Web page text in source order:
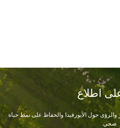
اطلاع
والرؤى حول الأيورفيدا والحفاظ على نمط حياة
صحي.